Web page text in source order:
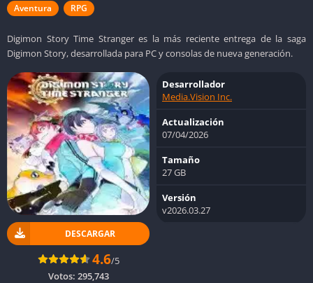
Aventura RPG
Digimon Story Time Stranger es la más reciente entrega de la saga
Digimon Story, desarrollada para PC y consolas de nueva generación.
DESCARGAR
4.6/5
Votos: 295,743
Desarrollador
Media.Vision Inc.
Actualización
07/04/2026
Tamaño
27 GB
Versión
v2026.03.27